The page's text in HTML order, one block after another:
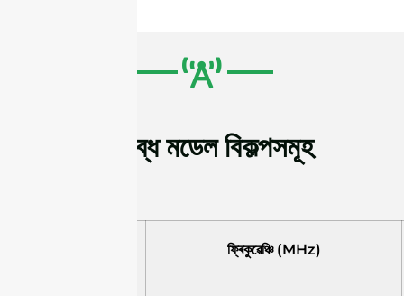
উপলব্ধ মডেল বিকল্পসমূহ
ফ্ৰিকুৱেঞ্চি (MHz)